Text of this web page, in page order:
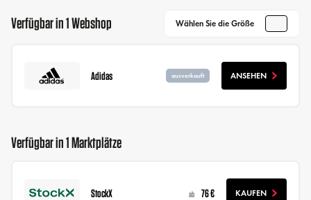
Verfügbar in 1 Webshop Wählen Sie die Größe
Adidas ausverkauft ANSEHEN
Verfügbar in 1 Marktplätze
StockX ab 76 € KAUFEN